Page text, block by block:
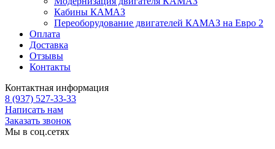
Кабины КАМАЗ
Переоборудование двигателей КАМАЗ на Евро 2
Оплата
Доставка
Отзывы
Контакты
Контактная информация
8 (937) 527-33-33
Написать нам
Заказать звонок
Мы в соц.сетях